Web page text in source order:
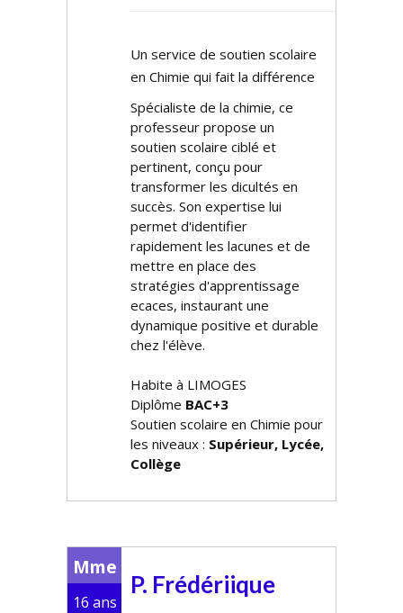
Un service de soutien scolaire
en Chimie qui fait la différence
Spécialiste de la chimie, ce
professeur propose un
soutien scolaire ciblé et
pertinent, conçu pour
transformer les difficultés en
succès. Son expertise lui
permet d'identifier
rapidement les lacunes et de
mettre en place des
stratégies d'apprentissage
efficaces, instaurant une
dynamique positive et durable
chez l'élève.
Habite à LIMOGES
Diplôme BAC+3
Soutien scolaire en Chimie pour
les niveaux : Supérieur, Lycée,
Collège
Mme
16 ans
P. Frédériique